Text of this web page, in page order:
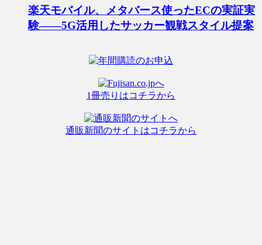
楽天モバイル、メタバース使ったECの実証実
験――5G活用したサッカー観戦スタイル提案
1冊売りはコチラから
通販新聞のサイトはコチラから